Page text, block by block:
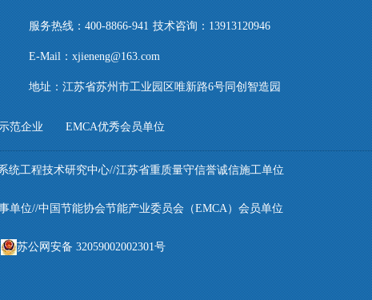
服务热线：400-8866-941 技术咨询：13913120946
E-Mail：xjieneng@163.com
地址：江苏省苏州市工业园区唯新路6号同创智造园
范企业 EMCA优秀会员单位
统工程技术研究中心//江苏省重质量守信誉诚信施工单位
单位//中国节能协会节能产业委员会（EMCA）会员单位
苏公网安备 32059002002301号